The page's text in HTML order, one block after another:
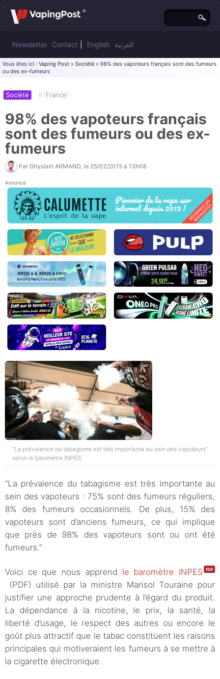
Newsletter Contact English العربية
Vous êtes ici : Vaping Post » Société » 98% des vapoteurs français sont des fumeurs
ou des ex-fumeurs
Société # France
98% des vapoteurs français
sont des fumeurs ou des ex-
fumeurs
Par Ghyslain ARMAND , le 25/02/2015 à 13h08
Annonce
“La prévalence du tabagisme est très importante au sein des vapoteurs”
selon le baromètre INPES.
“La prévalence du tabagisme est très importante au
sein des vapoteurs : 75% sont des fumeurs réguliers,
8% des fumeurs occasionnels. De plus, 15% des
vapoteurs sont d’anciens fumeurs, ce qui implique
que près de 98% des vapoteurs sont ou ont été
fumeurs.”
Voici ce que nous apprend le baromètre INPES
(PDF) utilisé par la ministre Marisol Touraine pour
justifier une approche prudente à l’égard du produit.
La dépendance à la nicotine, le prix, la santé, la
liberté d’usage, le respect des autres ou encore le
goût plus attractif que le tabac constituent les raisons
principales qui motiveraient les fumeurs à se mettre à
la cigarette électronique.